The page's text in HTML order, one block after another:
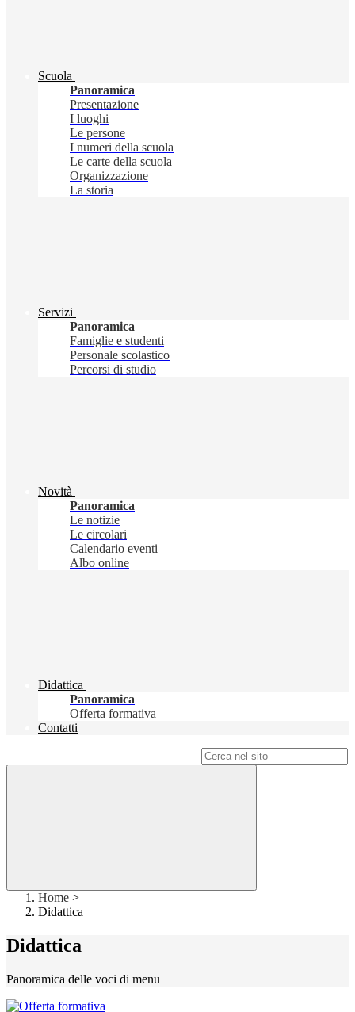
Scuola
Panoramica
Presentazione
I luoghi
Le persone
I numeri della scuola
Le carte della scuola
Organizzazione
La storia
Servizi
Panoramica
Famiglie e studenti
Personale scolastico
Percorsi di studio
Novità
Panoramica
Le notizie
Le circolari
Calendario eventi
Albo online
Didattica
Panoramica
Offerta formativa
Contatti
Home >
Didattica
Didattica
Panoramica delle voci di menu